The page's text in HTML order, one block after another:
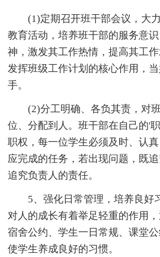
(1)定期召开班干部会议，大力
教育活动，培养班干部的服务意
神，激发其工作热情，提高其工
发挥班级工作计划的核心作用，
手。
(2)分工明确、各负其责，对班
位、分配到人。班干部在自己的'
职权，每一位学生必须及时、认
应完成的任务，若出现问题，既
追究负责人的责任。
5、强化日常管理，培养良好
对人的成长有着举足轻重的作用
宿舍公约、学生一日常规、课堂
使学生养成良好的习惯。